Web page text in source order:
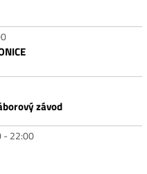
závod
- 22:00